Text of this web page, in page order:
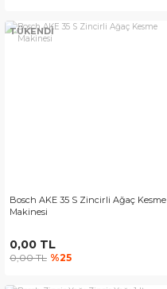
TÜKENDİ
Bosch AKE 35 S Zincirli Ağaç Kesme
Makinesi
0,00 TL
0,00 TL %25